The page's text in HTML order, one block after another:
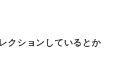
クションしているとか